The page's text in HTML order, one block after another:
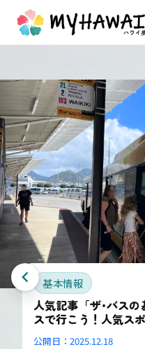
基本情報
人気記事「ザ･バス
スで行こう！人気ス
羅！
公開日： 2025.12.18